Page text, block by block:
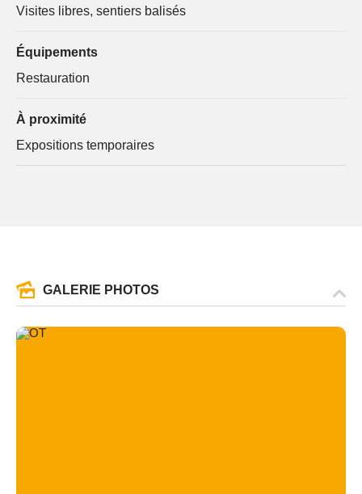
Visites libres, sentiers balisés
Équipements
Restauration
À proximité
Expositions temporaires
GALERIE PHOTOS